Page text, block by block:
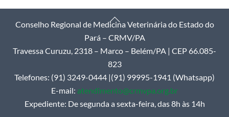
Back
To
Top
Conselho Regional de Medicina Veterinária do Estado do
Pará – CRMV/PA
Travessa Curuzu, 2318 – Marco – Belém/PA | CEP 66.085-
823
Telefones: (91) 3249-0444 |(91) 99995-1941 (Whatsapp)
E-mail: atendimento@crmvpa.org.br
Expediente: De segunda a sexta-feira, das 8h às 14h